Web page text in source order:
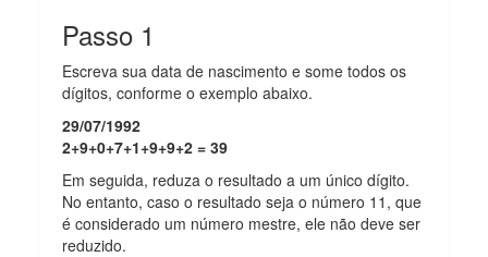
Passo 1
Escreva sua data de nascimento e some todos os
dígitos, conforme o exemplo abaixo.
29/07/1992
2+9+0+7+1+9+9+2 = 39
Em seguida, reduza o resultado a um único dígito.
No entanto, caso o resultado seja o número 11, que
é considerado um número mestre, ele não deve ser
reduzido.